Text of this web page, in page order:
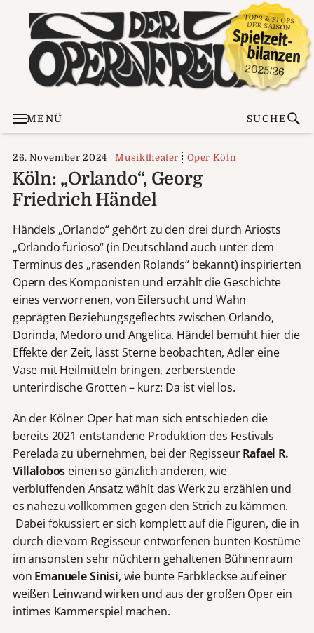
MENÜ SUCHE
26. November 2024 Musiktheater Oper Köln
Köln: „Orlando“, Georg
Friedrich Händel
Händels „Orlando“ gehört zu den drei durch Ariosts
„Orlando furioso“ (in Deutschland auch unter dem
Terminus des „rasenden Rolands“ bekannt) inspirierten
Opern des Komponisten und erzählt die Geschichte
eines verworrenen, von Eifersucht und Wahn
geprägten Beziehungsgeflechts zwischen Orlando,
Dorinda, Medoro und Angelica. Händel bemüht hier die
Effekte der Zeit, lässt Sterne beobachten, Adler eine
Vase mit Heilmitteln bringen, zerberstende
unterirdische Grotten – kurz: Da ist viel los.
An der Kölner Oper hat man sich entschieden die
bereits 2021 entstandene Produktion des Festivals
Perelada zu übernehmen, bei der RegisseurRafael R.
Villalobos einen so gänzlich anderen, wie
verblüffenden Ansatz wählt das Werk zu erzählen und
es nahezu vollkommen gegen den Strich zu kämmen.
Dabei fokussiert er sich komplett auf die Figuren, die in
durch die vom Regisseur entworfenen bunten Kostüme
im ansonsten sehr nüchtern gehaltenen Bühnenraum
von Emanuele Sinisi, wie bunte Farbkleckse auf einer
weißen Leinwand wirken und aus der großen Oper ein
intimes Kammerspiel machen.